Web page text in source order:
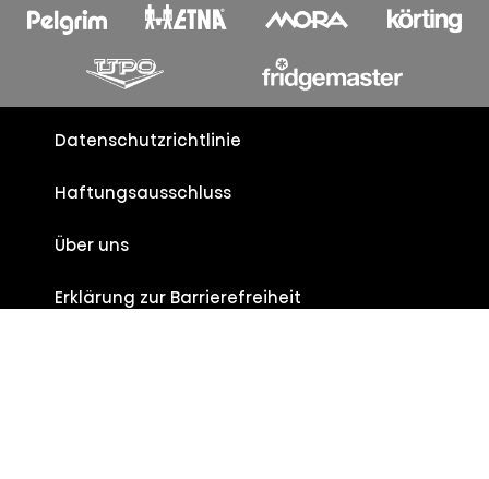
Datenschutzrichtlinie
Haftungsausschluss
Über uns
Erklärung zur Barrierefreiheit